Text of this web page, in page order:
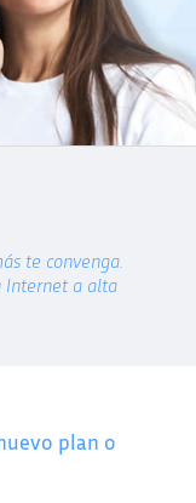
te convenga.
Internet a alta
plan o